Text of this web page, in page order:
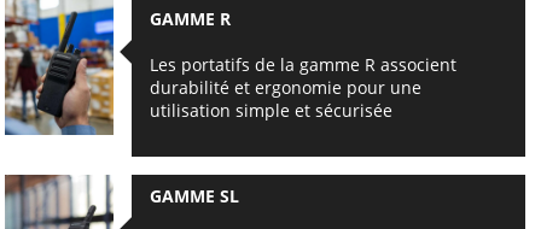
GAMME R
Les portatifs de la gamme R associent
durabilité et ergonomie pour une
utilisation simple et sécurisée
GAMME SL